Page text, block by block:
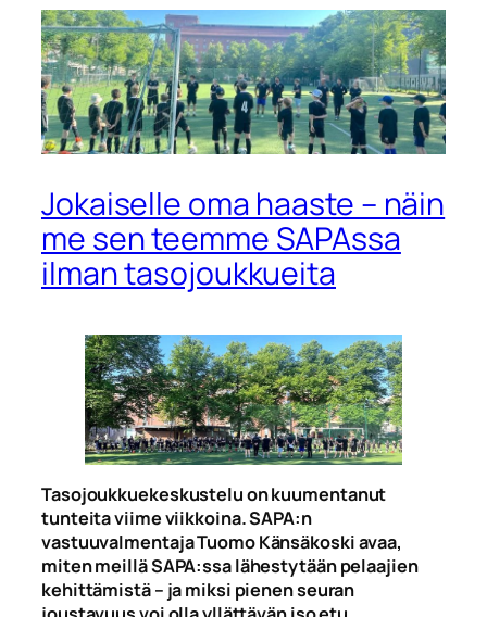
Jokaiselle oma haaste – näin
me sen teemme SAPAssa
ilman tasojoukkueita
Tasojoukkuekeskustelu on kuumentanut
tunteita viime viikkoina. SAPA:n
vastuuvalmentaja Tuomo Känsäkoski avaa,
miten meillä SAPA:ssa lähestytään pelaajien
kehittämistä – ja miksi pienen seuran